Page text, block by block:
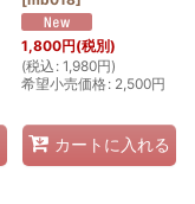
1,800円(税別)
(税込 : 1,980円)
希望小売価格: 2,500円
カートに入れる